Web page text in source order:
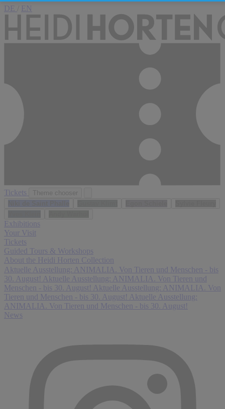
DE EN
Tickets
Theme chooser
Exhibitions
Your Visit
Tickets
Guided Tours & Workshops
About the Heidi Horten Collection
Aktuelle Ausstellung: ANIMALIA. Von Tieren und Menschen - bis
30. August! Aktuelle Ausstellung: ANIMALIA. Von Tieren und
Menschen - bis 30. August! Aktuelle Ausstellung: ANIMALIA. Von
Tieren und Menschen - bis 30. August! Aktuelle Ausstellung:
ANIMALIA. Von Tieren und Menschen - bis 30. August!
News